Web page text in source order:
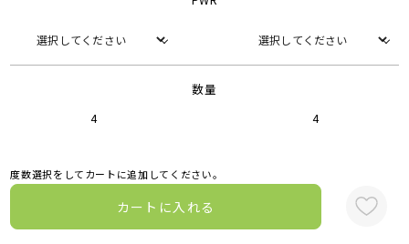
数量
4 4
度数選択をしてカートに追加してください。
カートに入れる